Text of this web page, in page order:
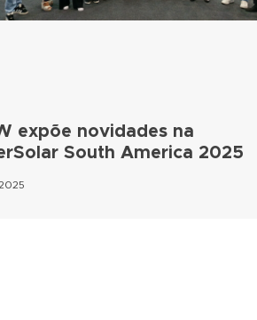
expõe novidades na
South America 2025